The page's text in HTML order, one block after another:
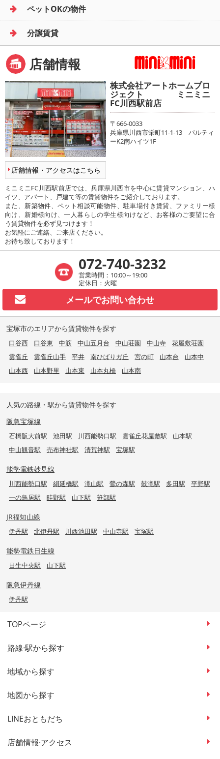
ペットOKの物件
分譲賃貸
店舗情報
店舗情報・アクセスはこちら
株式会社アートホームプロ
ジェクト ミニミニ
FC川西駅前店
〒666-0033
兵庫県川西市栄町11-1-13 パルティ
ーK2南ハイツ1F
ミニミニFC川西駅前店では、兵庫県川西市を中心に賃貸マンション、ハ
イツ、アパート、戸建て等の賃貸物件をご紹介しております。
また、新築物件、ペット相談可能物件、駐車場付き賃貸、ファミリー様
向け、新婚様向け、一人暮らしの学生様向けなど、お客様のご要望に合
う賃貸物件を必ず見つけます！
お気軽にご連絡、ご来店ください。
お待ち致しております！
072-740-3232
営業時間：10:00～19:00
定休日：火曜
メールでお問い合わせ
宝塚市のエリアから賃貸物件を探す
口谷西 口谷東 中筋 中山五月台 中山荘園 中山寺
花屋敷荘園
雲雀丘
雲雀丘山手 平井 南ひばりガ丘 宮の町 山本台
山本中
山本西
山本野里 山本東 山本丸橋 山本南
人気の路線・駅から賃貸物件を探す
阪急宝塚線
石橋阪大前駅 池田駅 川西能勢口駅 雲雀丘花屋敷駅
山本駅
中山観音駅
売布神社駅 清荒神駅 宝塚駅
能勢電鉄妙見線
川西能勢口駅 絹延橋駅 滝山駅 鶯の森駅 鼓滝駅 多田駅
平野駅
一の鳥居駅
畦野駅 山下駅 笹部駅
JR福知山線
伊丹駅 北伊丹駅 川西池田駅 中山寺駅 宝塚駅
能勢電鉄日生線
日生中央駅 山下駅
阪急伊丹線
伊丹駅
TOPページ
路線·駅から探す
地域から探す
地図から探す
LINEおともだち
店舗情報·アクセス